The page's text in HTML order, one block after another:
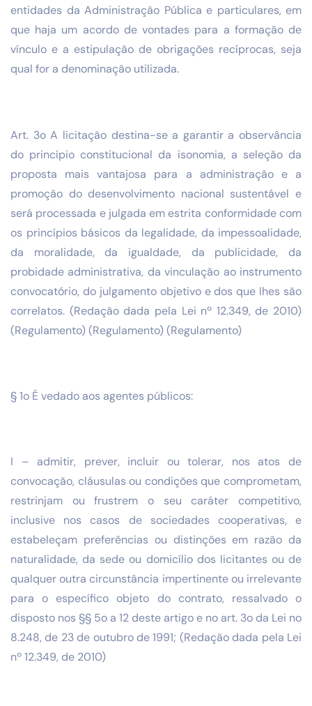
entidades da Administração Pública e particulares, em
que haja um acordo de vontades para a formação de
vínculo e a estipulação de obrigações recíprocas, seja
qual for a denominação utilizada.
Art. 3o A licitação destina-se a garantir a observância
do princípio constitucional da isonomia, a seleção da
proposta mais vantajosa para a administração e a
promoção do desenvolvimento nacional sustentável e
será processada e julgada em estrita conformidade com
os princípios básicos da legalidade, da impessoalidade,
da moralidade, da igualdade, da publicidade, da
probidade administrativa, da vinculação ao instrumento
convocatório, do julgamento objetivo e dos que lhes são
correlatos. (Redação dada pela Lei nº 12.349, de 2010)
(Regulamento) (Regulamento) (Regulamento)
§ 1o É vedado aos agentes públicos:
I – admitir, prever, incluir ou tolerar, nos atos de
convocação, cláusulas ou condições que comprometam,
restrinjam ou frustrem o seu caráter competitivo,
inclusive nos casos de sociedades cooperativas, e
estabeleçam preferências ou distinções em razão da
naturalidade, da sede ou domicílio dos licitantes ou de
qualquer outra circunstância impertinente ou irrelevante
para o específico objeto do contrato, ressalvado o
disposto nos §§ 5o a 12 deste artigo e no art. 3o da Lei no
8.248, de 23 de outubro de 1991; (Redação dada pela Lei
nº 12.349, de 2010)